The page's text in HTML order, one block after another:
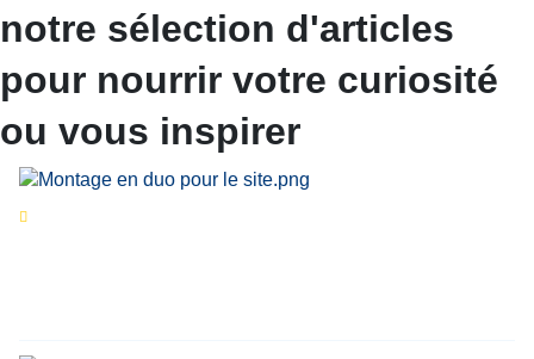
notre sélection d'articles
pour nourrir votre curiosité
ou vous inspirer